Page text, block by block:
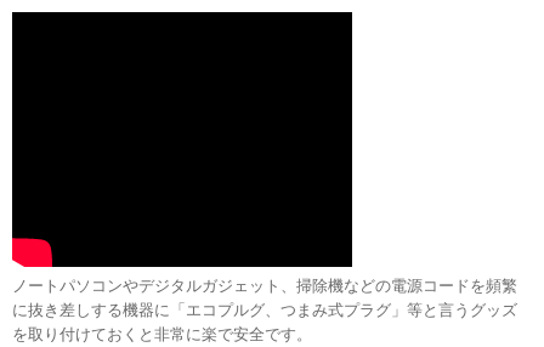
ノートパソコンやデジタルガジェット、掃除機などの電源コードを頻繁
に抜き差しする機器に「エコプルグ、つまみ式プラグ」等と言うグッズ
を取り付けておくと非常に楽で安全­です。